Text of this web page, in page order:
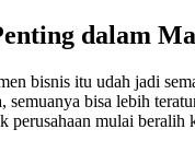
dalam
bisnis itu udah jadi
bisa lebih
mulai